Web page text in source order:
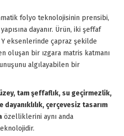
folyo teknolojisinin prensibi,
dayanır. Ürün, iki şeffaf
eksenlerinde çapraz şekilde
oluşan bir ızgara matris katmanı
algılayabilen bir
tam şeffaflık, su geçirmezlik,
dayanıklılık, çerçevesiz tasarım
özelliklerini aynı anda